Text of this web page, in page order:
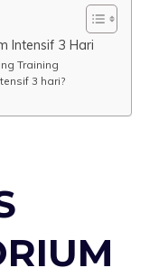
Intensif 3 Hari
Training
3 hari?